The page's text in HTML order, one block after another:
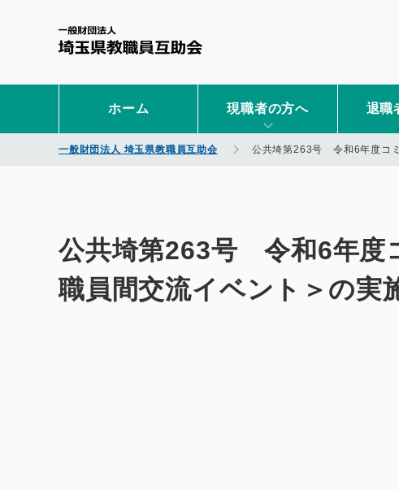
ホーム 現職者の方へ 退職
一般財団法人 埼玉県教職員互助会 公共埼第263号 令和6年度コミ
公共埼第263号 令和6年度
職員間交流イベント＞の実